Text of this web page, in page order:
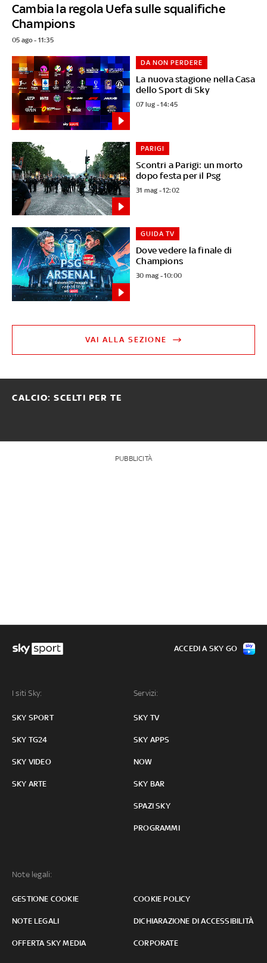
Cambia la regola Uefa sulle squalifiche
Champions
05 ago - 11:35
La nuova stagione nella Casa
dello Sport di Sky
DA NON PERDERE
07 lug - 14:45
Scontri a Parigi: un morto
dopo festa per il Psg
PARIGI
31 mag - 12:02
Dove vedere la finale di
Champions
GUIDA TV
30 mag - 10:00
VAI ALLA SEZIONE
CALCIO: SCELTI PER TE
PUBBLICITÀ
I siti Sky:
SKY SPORT
SKY TG24
SKY VIDEO
SKY ARTE
Servizi:
SKY TV
SKY APPS
NOW
SKY BAR
SPAZI SKY
PROGRAMMI
Note legali:
GESTIONE COOKIE COOKIE POLICY
NOTE LEGALI DICHIARAZIONE DI ACCESSIBILITÀ
OFFERTA SKY MEDIA CORPORATE
ACCEDI A SKY GO